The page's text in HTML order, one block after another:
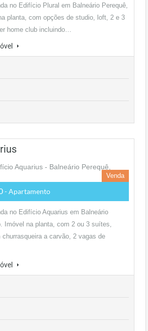
no Edifício Plural em Balneário Perequê,
planta, com opções de studio, loft, 2 e 3
home club incluindo…
Venda
- Apartamento
no Edifício Aquarius em Balneário
Imóvel na planta, com 2 ou 3 suítes,
churrasqueira a carvão, 2 vagas de